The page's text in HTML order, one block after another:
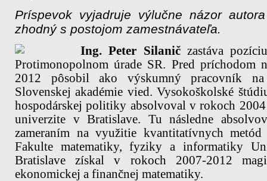
Príspevok vyjadruje výlučne názor
zhodný s postojom zamestnávateľa.
Ing. Peter Silaničzastáva
Protimonopolnom úrade SR. Pred príchodom
2012 pôsobil ako výskumný pracovník na
Slovenskej akadémie vied. Vysokoškolské
hospodárskej politiky absolvoval v rokoch
univerzite v Bratislave. Tu následne
zameraním na využitie kvantitatívnych
Fakulte matematiky, fyziky a informatiky
Bratislave získal v rokoch 2007-2012
ekonomickej a finančnej matematiky.